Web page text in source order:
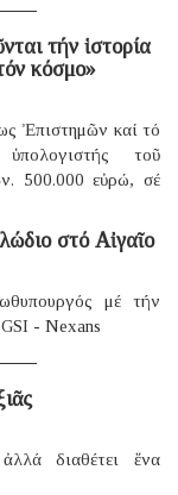
τήν ἱστορία
κόσμο»
Ἐπιστημῶν καί τό
τοῦ
500.000 εὐρώ, σέ
στό Αἰγαῖο
μέ τήν
- Nexans
διαθέτει ἕνα